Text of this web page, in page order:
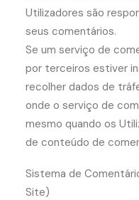
Utilizadores são
seus comentários.
Se um serviço de
por terceiros estiver
recolher dados de
onde o serviço de
mesmo quando os
de conteúdo de
Sistema de
Site)